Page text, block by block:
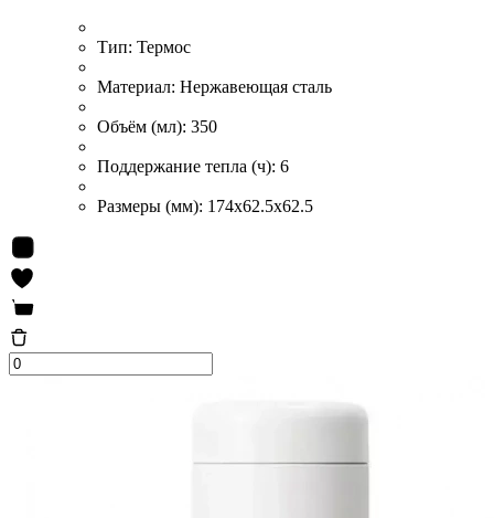
Тип: Термос
Материал: Нержавеющая сталь
Объём (мл): 350
Поддержание тепла (ч): 6
Размеры (мм): 174x62.5x62.5